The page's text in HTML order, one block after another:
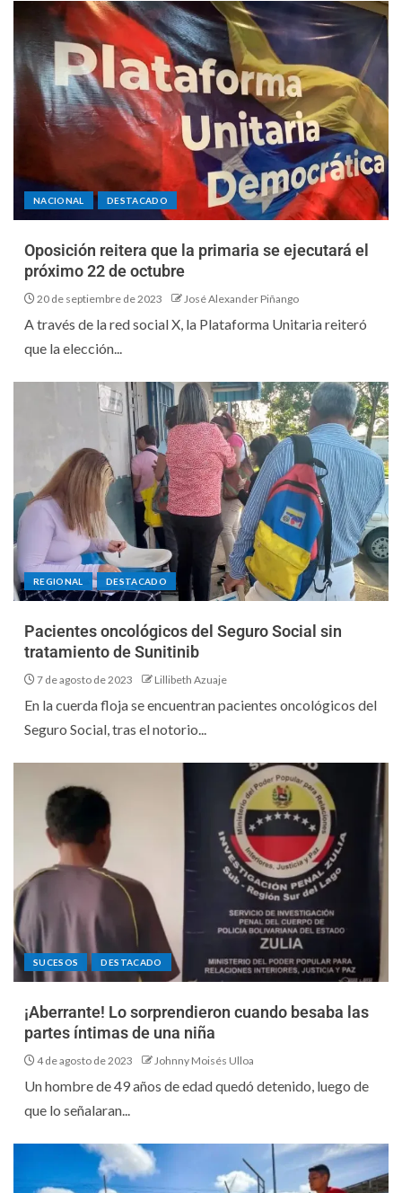
NACIONAL DESTACADO
Oposición reitera que la primaria se ejecutará el
próximo 22 de octubre
20 de septiembre de 2023 José Alexander Piñango
A través de la red social X, la Plataforma Unitaria reiteró
que la elección...
REGIONAL DESTACADO
Pacientes oncológicos del Seguro Social sin
tratamiento de Sunitinib
7 de agosto de 2023 Lillibeth Azuaje
En la cuerda floja se encuentran pacientes oncológicos del
Seguro Social, tras el notorio...
SUCESOS DESTACADO
¡Aberrante! Lo sorprendieron cuando besaba las
partes íntimas de una niña
4 de agosto de 2023 Johnny Moisés Ulloa
Un hombre de 49 años de edad quedó detenido, luego de
que lo señalaran...